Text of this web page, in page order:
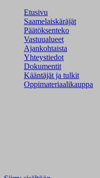
Etusivu
Saamelaiskäräjät
Päätöksenteko
Vastuualueet
Ajankohtaista
Yhteystiedot
Dokumentit
Kääntäjät ja tulkit
Oppimateriaalikauppa